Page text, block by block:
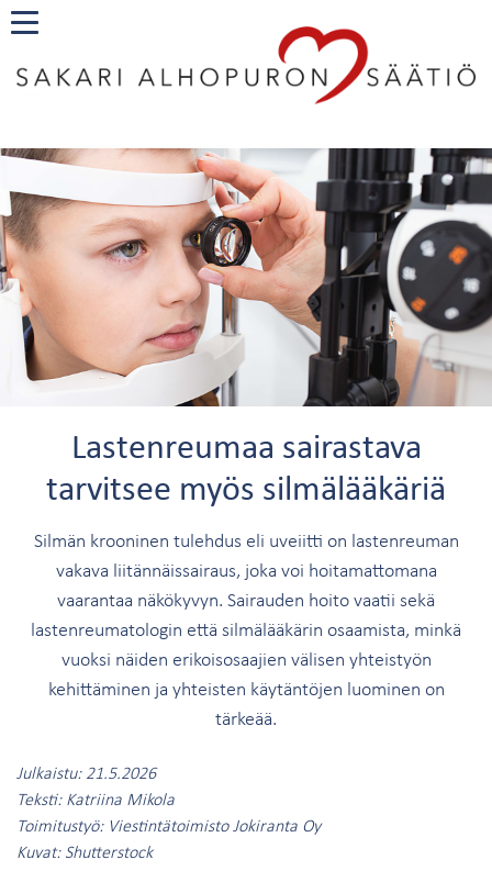
Lastenreumaa sairastava
tarvitsee myös silmälääkäriä
Silmän krooninen tulehdus eli uveiitti on lastenreuman
vakava liitännäissairaus, joka voi hoitamattomana
vaarantaa näkökyvyn. Sairauden hoito vaatii sekä
lastenreumatologin että silmälääkärin osaamista, minkä
vuoksi näiden erikoisosaajien välisen yhteistyön
kehittäminen ja yhteisten käytäntöjen luominen on
tärkeää.
Julkaistu: 21.5.2026
Teksti: Katriina Mikola
Toimitustyö: Viestintätoimisto Jokiranta Oy
Kuvat: Shutterstock